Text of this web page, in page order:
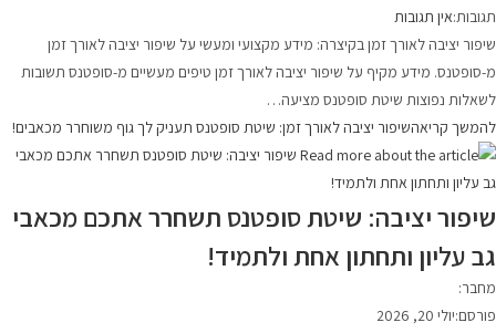
תגובות:אין תגובות
שיפור יציבה לאורך זמן בקיצרה: מידע מקצועי ומעשי על שיפור יציבה לאורך זמן
מ-סופטנס. מידע מקיף על שיפור יציבה לאורך זמן טיפים מעשיים מ-סופטנס תשובות
לשאלות נפוצות שיטת סופטנס מציעה…
להמשך קריאהשיפור יציבה לאורך זמן: שיטת סופטנס תעניק לך גוף משוחרר מכאבים!
שיפור יציבה: שיטת סופטנס תשחרר אתכם מכאבי
גב עליון ותחתון אחת ולתמיד!
מחבר:
פורסם:יולי 20, 2026